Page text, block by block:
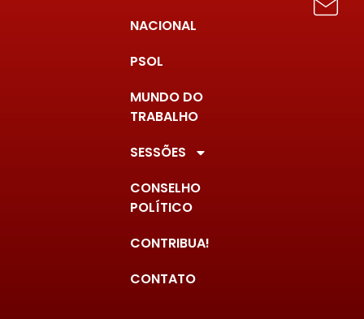
NACIONAL
PSOL
MUNDO DO
TRABALHO
SESSÕES
CONSELHO
POLÍTICO
CONTRIBUA!
CONTATO